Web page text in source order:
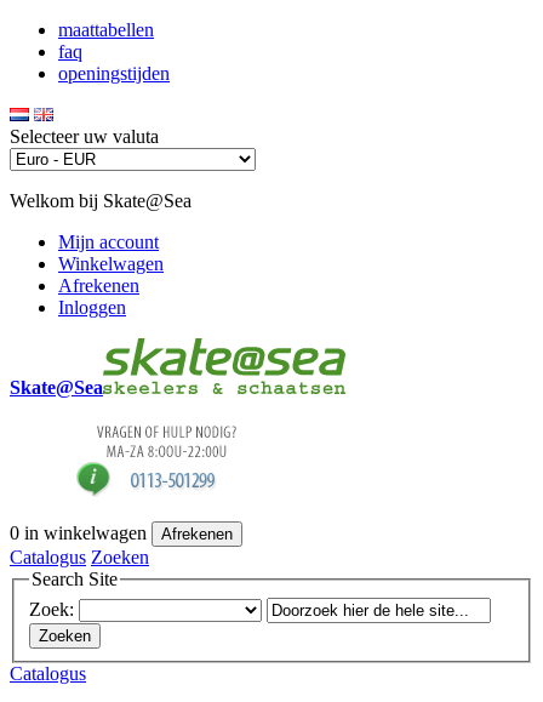
maattabellen
faq
openingstijden
Selecteer uw valuta
Welkom bij Skate@Sea
Mijn account
Winkelwagen
Afrekenen
Inloggen
Skate@Sea
0 in winkelwagen Afrekenen
Catalogus Zoeken
Search Site
Zoek:
Zoeken
Catalogus